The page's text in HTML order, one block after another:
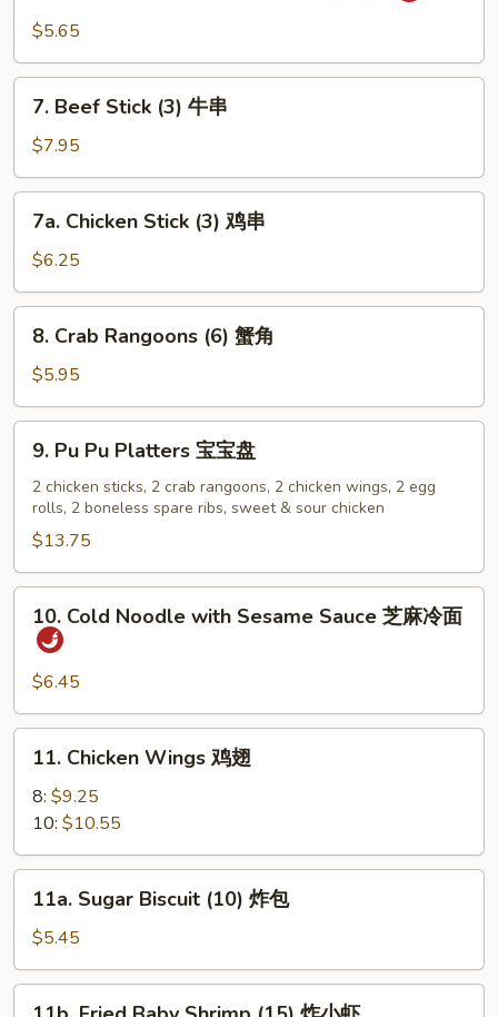
with
Sauce
吞
$5.65
Beef
Stick
(3)
牛
7. Beef Stick (3) 牛串
$7.95
Chicken
Stick
(3)
鸡
7a. Chicken Stick (3) 鸡串
$6.25
Crab
Rangoons
(6)
蟹
8. Crab Rangoons (6) 蟹角
$5.95
Pu
Pu
Platters
宝
盘
9. Pu Pu Platters 宝宝盘
2 chicken sticks, 2 crab rangoons, 2 chicken wings, 2 egg
rolls, 2 boneless spare ribs, sweet & sour chicken
$13.75
Cold
Noodle
with
Sesame
Sauce
10. Cold Noodle with Sesame Sauce 芝麻冷面
$6.45
Chicken
Wings
翅
11. Chicken Wings 鸡翅
8: $9.25
10: $10.55
Sugar
Biscuit
(10)
炸
11a. Sugar Biscuit (10) 炸包
$5.45